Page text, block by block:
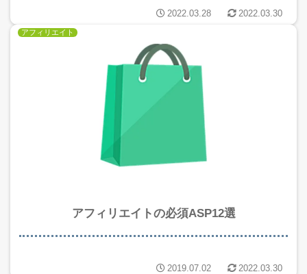
2022.03.28 2022.03.30
アフィリエイト
アフィリエイトの必須ASP12選
2019.07.02 2022.03.30